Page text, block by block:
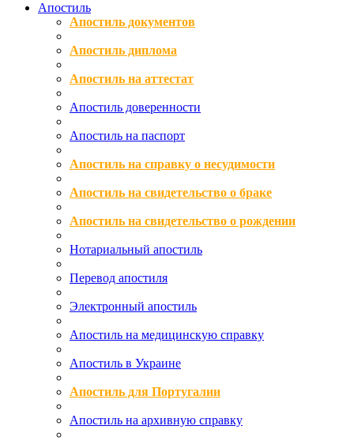
Апостиль
Апостиль документов
Апостиль диплома
Апостиль на аттестат
Апостиль доверенности
Апостиль на паспорт
Апостиль на справку о несудимости
Апостиль на свидетельство о браке
Апостиль на свидетельство о рождении
Нотариальный апостиль
Перевод апостиля
Электронный апостиль
Апостиль на медицинскую справку
Апостиль в Украине
Апостиль для Португалии
Апостиль на архивную справку